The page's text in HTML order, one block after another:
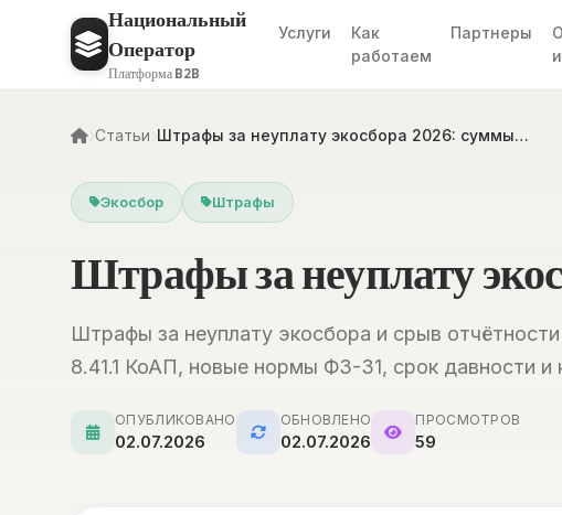
Национальный
Оператор
Платформа B2B
Услуги
Как
работаем
Партнеры
Статьи Штрафы за неуплату экосбора 2026: суммы…
Экосбор Штрафы
Штрафы за неуплату
Штрафы за неуплату экосбора и срыв
8.41.1 КоАП, новые нормы ФЗ-31, срок давности и
ОПУБЛИКОВАНО
02.07.2026
ОБНОВЛЕНО
02.07.2026
ПРОСМОТРОВ
59